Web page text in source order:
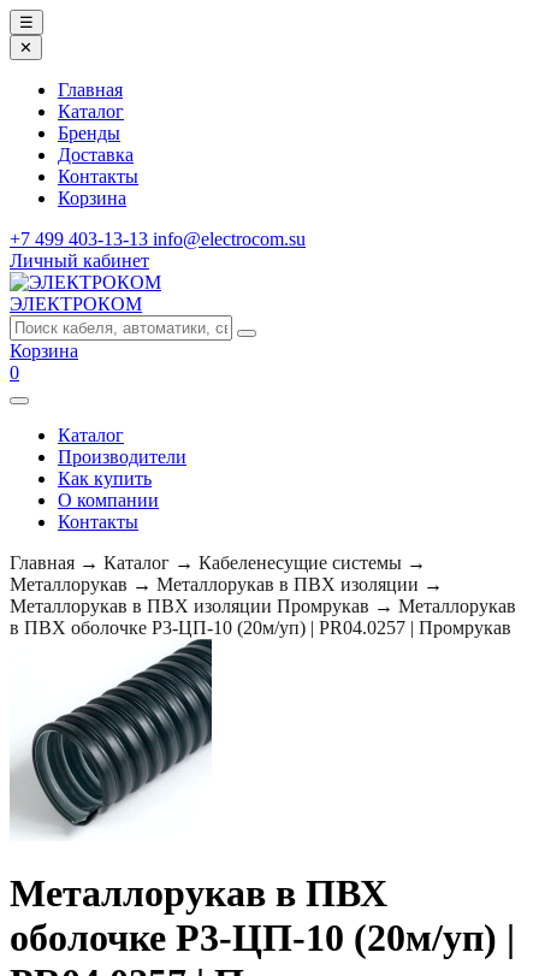
☰
✕
Главная
Каталог
Бренды
Доставка
Контакты
Корзина
+7 499 403-13-13 info@electrocom.su
Личный кабинет
ЭЛЕКТРОКОМ
Корзина
0
Каталог
Производители
Как купить
О компании
Контакты
Главная → Каталог → Кабеленесущие системы →
Металлорукав → Металлорукав в ПВХ изоляции →
Металлорукав в ПВХ изоляции Промрукав → Металлорукав
в ПВХ оболочке Р3-ЦП-10 (20м/уп) | PR04.0257 | Промрукав
Металлорукав в ПВХ
оболочке Р3-ЦП-10 (20м/уп) |